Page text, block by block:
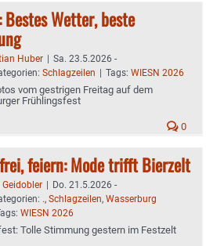
Bestes Wetter, beste
Huber | Sa. 23.5.2026 -
Schlagzeilen | Tags: WIESN 2026
vom gestrigen Freitag auf dem
Frühlingsfest
0
feiern: Mode trifft Bierzelt
Geidobler | Do. 21.5.2026 -
., Schlagzeilen, Wasserburg
WIESN 2026
Tolle Stimmung gestern im Festzelt